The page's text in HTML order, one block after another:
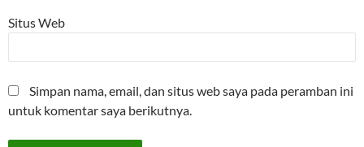
Situs Web
Simpan nama, email, dan situs web saya pada peramban ini
untuk komentar saya berikutnya.